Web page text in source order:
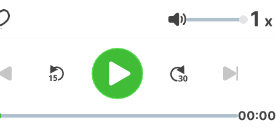
interviews, lectures, Q&A and
international lecturer,
researcher, corporate
consultant, author, and
educator who has been invited
to speak in more than 32
音量 1 x
00:00